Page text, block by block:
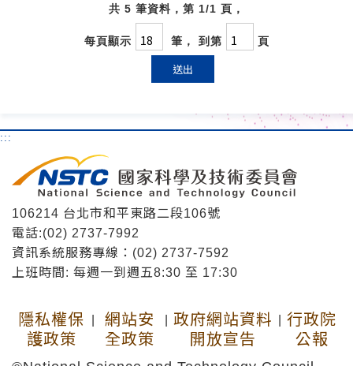
共 5 筆資料，第 1/1 頁，
每頁顯示 筆， 到第 頁
送出
:::
106214 台北市和平東路二段106號
電話:(02) 2737-7992
資訊系統服務專線：(02) 2737-7592
上班時間: 每週一到週五8:30 至 17:30
隱私權保
護政策
網站安
全政策
政府網站資料
開放宣告
行政院
公報